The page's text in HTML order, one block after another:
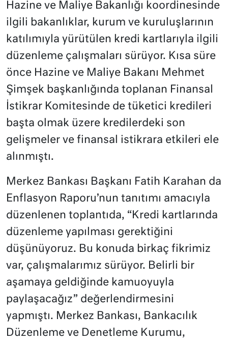
Hazine ve Maliye Bakanlığı koordinesinde
ilgili bakanlıklar, kurum ve kuruluşlarının
katılımıyla yürütülen kredi kartlarıyla ilgili
düzenleme çalışmaları sürüyor. Kısa süre
önce Hazine ve Maliye Bakanı Mehmet
Şimşek başkanlığında toplanan Finansal
İstikrar Komitesinde de tüketici kredileri
başta olmak üzere kredilerdeki son
gelişmeler ve finansal istikrara etkileri ele
alınmıştı.
Merkez Bankası Başkanı Fatih Karahan da
Enflasyon Raporu’nun tanıtımı amacıyla
düzenlenen toplantıda, “Kredi kartlarında
düzenleme yapılması gerektiğini
düşünüyoruz. Bu konuda birkaç fikrimiz
var, çalışmalarımız sürüyor. Belirli bir
aşamaya geldiğinde kamuoyuyla
paylaşacağız” değerlendirmesini
yapmıştı. Merkez Bankası, Bankacılık
Düzenleme ve Denetleme Kurumu,